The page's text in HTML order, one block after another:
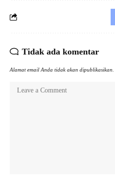
Tidak ada komentar
Alamat email Anda tidak akan dipublikasikan.